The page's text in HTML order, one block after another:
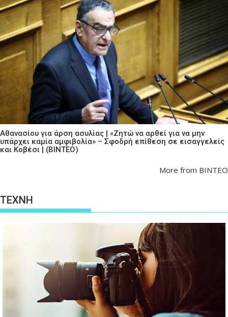
Αθανασίου για άρση ασυλίας | «Ζητώ να αρθεί για να μην
υπάρχει καμία αμφιβολία» – Σφοδρή επίθεση σε εισαγγελείς
και Κοβέσι | (ΒΙΝΤΕΟ)
More from ΒΙΝΤΕΟ
ΤΕΧΝΗ